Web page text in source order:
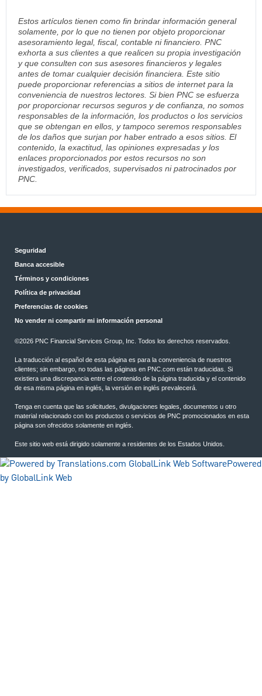
Estos artículos tienen como fin brindar información general
solamente, por lo que no tienen por objeto proporcionar
asesoramiento legal, fiscal, contable ni financiero. PNC
exhorta a sus clientes a que realicen su propia investigación
y que consulten con sus asesores financieros y legales
antes de tomar cualquier decisión financiera. Este sitio
puede proporcionar referencias a sitios de internet para la
conveniencia de nuestros lectores. Si bien PNC se esfuerza
por proporcionar recursos seguros y de confianza, no somos
responsables de la información, los productos o los servicios
que se obtengan en ellos, y tampoco seremos responsables
de los daños que surjan por haber entrado a esos sitios. El
contenido, la exactitud, las opiniones expresadas y los
enlaces proporcionados por estos recursos no son
investigados, verificados, supervisados ni patrocinados por
PNC.
Seguridad
Banca accesible
Términos y condiciones
Política de privacidad
Preferencias de cookies
No vender ni compartir mi información personal
©2026 PNC Financial Services Group, Inc. Todos los derechos reservados.
La traducción al español de esta página es para la conveniencia de nuestros
clientes; sin embargo, no todas las páginas en PNC.com están traducidas. Si
existiera una discrepancia entre el contenido de la página traducida y el contenido
de esa misma página en inglés, la versión en inglés prevalecerá.
Tenga en cuenta que las solicitudes, divulgaciones legales, documentos u otro
material relacionado con los productos o servicios de PNC promocionados en esta
página son ofrecidos solamente en inglés.
Este sitio web está dirigido solamente a residentes de los Estados Unidos.
Powered
by GlobalLink Web